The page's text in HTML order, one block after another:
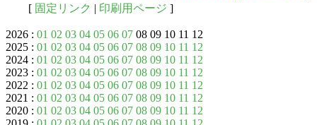
[ 固定リンク | 印刷用ページ ]
2026 : 01 02 03 04 05 06 07 08 09 10 11 12
2025 : 01 02 03 04 05 06 07 08 09 10 11 12
2024 : 01 02 03 04 05 06 07 08 09 10 11 12
2023 : 01 02 03 04 05 06 07 08 09 10 11 12
2022 : 01 02 03 04 05 06 07 08 09 10 11 12
2021 : 01 02 03 04 05 06 07 08 09 10 11 12
2020 : 01 02 03 04 05 06 07 08 09 10 11 12